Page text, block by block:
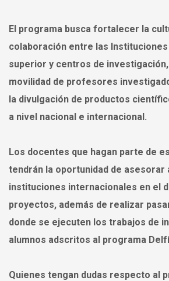
El programa busca fortalecer la
colaboración entre las
superior y centros de
movilidad de profesores
la divulgación de productos
a nivel nacional e internacional.
Los docentes que hagan parte de
tendrán la oportunidad de asesorar
instituciones internacionales en el
proyectos, además de realizar
donde se ejecuten los trabajos de
alumnos adscritos al programa
Quienes tengan dudas respecto al